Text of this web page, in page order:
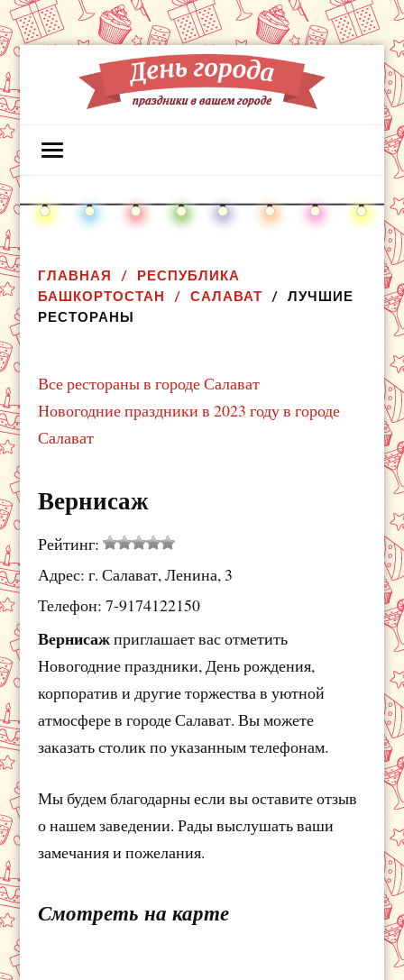
ГЛАВНАЯ
РЕСПУБЛИКА
БАШКОРТОСТАН
САЛАВАТ
ЛУЧШИЕ
РЕСТОРАНЫ
Все рестораны в городе Салават
Новогодние праздники в 2023 году в городе
Салават
Вернисаж
Рейтинг:
Адрес: г. Салават, Ленина, 3
Телефон: 7-9174122150
Вернисажприглашает вас отметить
Новогодние праздники, День рождения,
корпоратив и другие торжества в уютной
атмосфере в городе Салават. Вы можете
заказать столик по указанным телефонам.
Мы будем благодарны если вы оставите отзыв
о нашем заведении. Рады выслушать ваши
замечания и пожелания.
Смотреть на карте